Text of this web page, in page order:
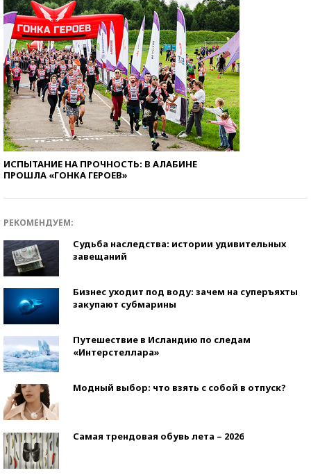
ИСПЫТАНИЕ НА ПРОЧНОСТЬ: В АЛАБИНЕ
ПРОШЛА «ГОНКА ГЕРОЕВ»
РЕКОМЕНДУЕМ:
Судьба наследства: истории удивительных
завещаний
Бизнес уходит под воду: зачем на суперъяхты
закупают субмарины
Путешествие в Исландию по следам
«Интерстеллара»
Модный выбор: что взять с собой в отпуск?
Самая трендовая обувь лета – 2026